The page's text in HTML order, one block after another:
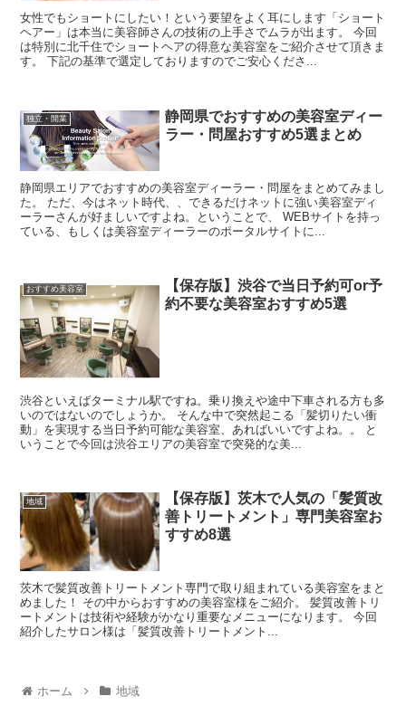
女性でもショートにしたい！という要望をよく耳にします「ショート
ヘアー」は本当に美容師さんの技術の上手さでムラが出ます。 今回
は特別に北千住でショートヘアの得意な美容室をご紹介させて頂きま
す。 下記の基準で選定しておりますのでご安心くださ...
独立・開業
静岡県でおすすめの美容室ディー
ラー・問屋おすすめ5選まとめ
静岡県エリアでおすすめの美容室ディーラー・問屋をまとめてみまし
た。 ただ、今はネット時代、、できるだけネットに強い美容室ディ
ーラーさんが好ましいですよね。ということで、 WEBサイトを持っ
ている、もしくは美容室ディーラーのポータルサイトに...
おすすめ美容室
【保存版】渋谷で当日予約可or予
約不要な美容室おすすめ5選
渋谷といえばターミナル駅ですね。乗り換えや途中下車される方も多
いのではないのでしょうか。 そんな中で突然起こる「髪切りたい衝
動」を実現する当日予約可能な美容室、あればいいですよね。。 と
いうことで今回は渋谷エリアの美容室で突発的な美...
地域
【保存版】茨木で人気の「髪質改
善トリートメント」専門美容室お
すすめ8選
茨木で髪質改善トリートメント専門で取り組まれている美容室をまと
めました！ その中からおすすめの美容室様をご紹介。 髪質改善トリ
ートメントは技術や経験がかなり重要なメニューになります。 今回
紹介したサロン様は「髪質改善トリートメント...
ホーム 地域